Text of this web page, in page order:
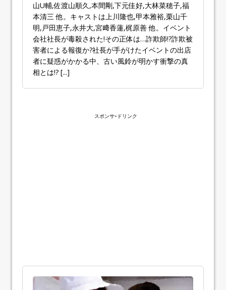
山U輔,佐渡山順久,本間剛,下元佳好,大林菜穂子,福
本清三 他。キャストは上川隆也,甲本雅裕,栗山千
明,戸田恵子,永井大,宮﨑香蓮,梶原善 他。イベント
会社社長が毒殺された!その正体は…詐欺師!?詐欺被
害者による報復か?社長が手がけたイベントの出店
者に疑惑がかかる中、古い風鈴が明かす衝撃の真
相とは!? [...]
スポンサｰドリンク